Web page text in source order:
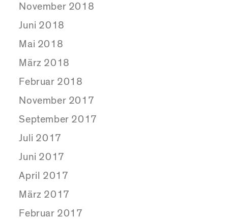
November 2018
Juni 2018
Mai 2018
März 2018
Februar 2018
November 2017
September 2017
Juli 2017
Juni 2017
April 2017
März 2017
Februar 2017